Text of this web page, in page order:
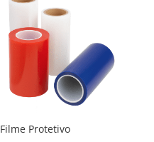
Filme Protetivo